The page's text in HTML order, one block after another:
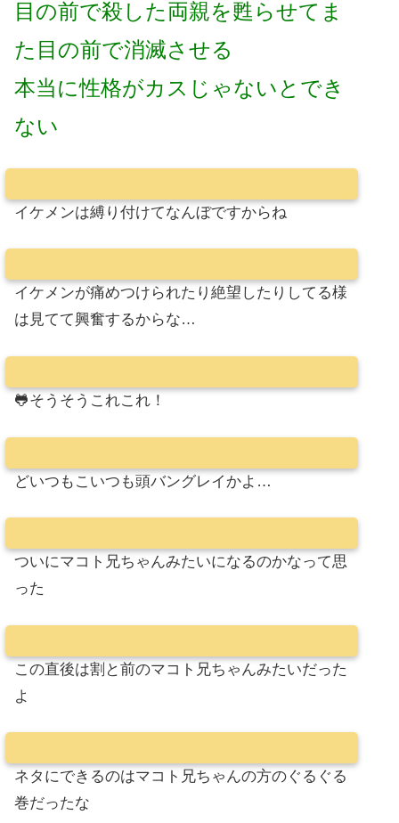
目の前で殺した両親を甦らせてま
た目の前で消滅させる
本当に性格がカスじゃないとでき
ない
イケメンは縛り付けてなんぼですからね
イケメンが痛めつけられたり絶望したりしてる様
は見てて興奮するからな…
🐸そうそうこれこれ！
どいつもこいつも頭バングレイかよ…
ついにマコト兄ちゃんみたいになるのかなって思
った
この直後は割と前のマコト兄ちゃんみたいだった
よ
ネタにできるのはマコト兄ちゃんの方のぐるぐる
巻だったな